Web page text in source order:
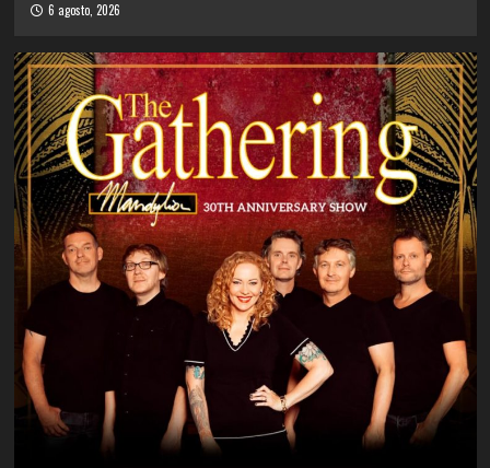
6 agosto, 2026